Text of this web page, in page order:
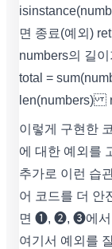
면 종료(예외)
numbers의 길
total =
len(numbers)
이렇게 구현한
에 대한 예외를
추가로 이런 습
어 코드를 더 안
면 ➊, ➋, ➌에서
여기서 예외를